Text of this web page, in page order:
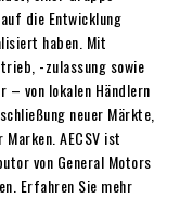
die Entwicklung
haben. Mit
-zulassung sowie
– von lokalen Händlern
neuer Märkte,
AECSV ist
von General Motors
Erfahren Sie mehr